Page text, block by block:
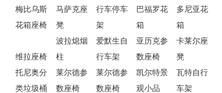
梅比乌斯
花箱座椅
马萨克座
凳
行车停车
架
巴福罗花
箱
多尼亚花
箱
维拉座椅
波拉熄烟
柱
爱默生自
行车架
亚历克参
数座椅
卡莱尔座
凳
托尼奥分
类垃圾桶
莱尔德参
数座椅
莱尔德参
数座椅
凯尔特景
观小品
瓦特自行
车架